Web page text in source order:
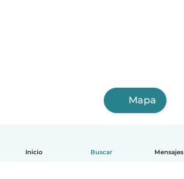
Inicio Buscar Mensajes
Mapa